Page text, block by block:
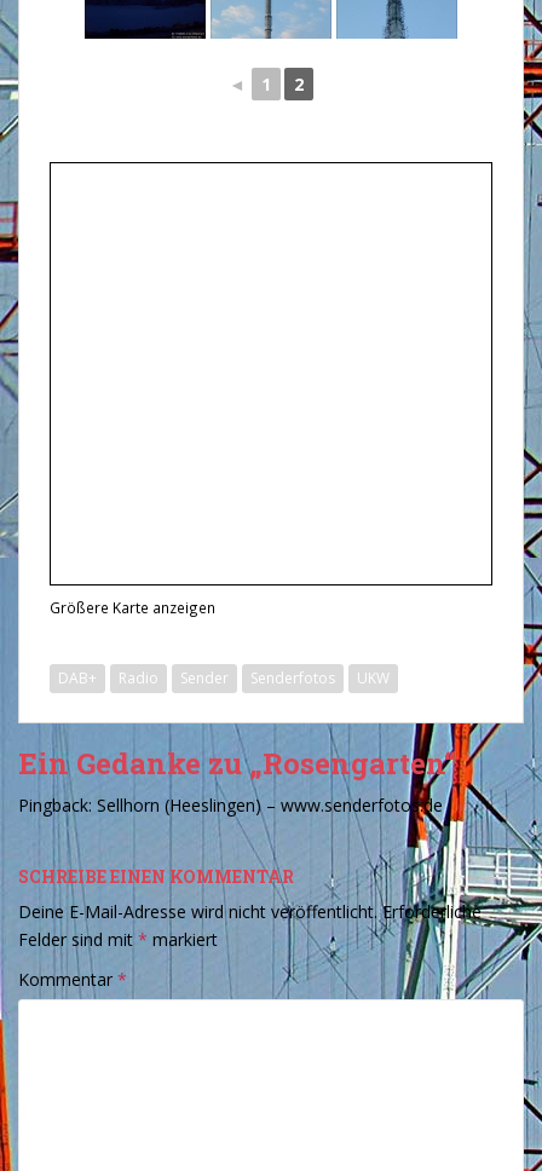
◄ 1 2
Größere Karte anzeigen
DAB+ Radio Sender Senderfotos UKW
Ein Gedanke zu „Rosengarten“
Pingback: Sellhorn (Heeslingen) – www.senderfotos.de
SCHREIBE EINEN KOMMENTAR
Deine E-Mail-Adresse wird nicht veröffentlicht. Erforderliche
Felder sind mit * markiert
Kommentar *